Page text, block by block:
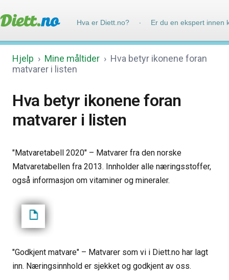
Hva er Diett.no? · Er du en ekspert innen
Hjelp › Mine måltider › Hva betyr ikonene foran
matvarer i listen
Hva betyr ikonene foran
matvarer i listen
"Matvaretabell 2020" – Matvarer fra den norske
Matvaretabellen fra 2013. Innholder alle næringsstoffer,
også informasjon om vitaminer og mineraler.
"Godkjent matvare" – Matvarer som vi i Diett.no har lagt
inn. Næringsinnhold er sjekket og godkjent av oss.